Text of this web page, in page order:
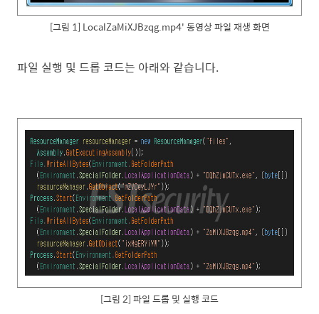
[그림 1] LocalZaMiXJBzqg.mp4'동영상 파일 재생 화면
파일 실행 및 드롭 코드는 아래와 같습니다.
[그림 2] 파일 드롭 및 실행 코드